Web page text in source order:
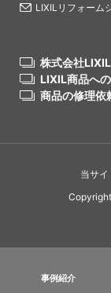
事例紹介
LIXILリフォーム
株式会社LIXIL
LIXIL商品へ
商品の修理依
当サイ